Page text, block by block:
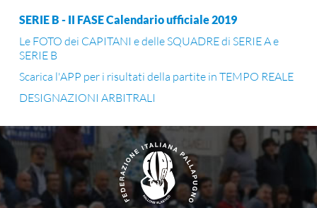
SERIE B - II FASE Calendario ufficiale 2019
Le FOTO dei CAPITANI e delle SQUADRE di SERIE A e
SERIE B
Scarica l'APP per i risultati della partite in TEMPO REALE
DESIGNAZIONI ARBITRALI